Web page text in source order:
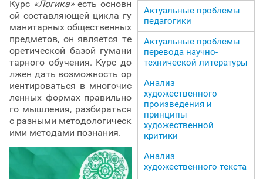
Курс «Логика»есть основн
ой составляющей цикла гу
манитарных общественных
предметов, он является те
оретической базой гумани
тарного обучения. Курс до
лжен дать возможность ор
иентироваться в многочис
ленных формах правильно
го мышления, разбираться
с разными методологическ
ими методами познания.
Актуальные проблемы
педагогики
Актуальные проблемы
перевода научно-
технической литературы
Анализ
художественного
произведения и
принципы
художественной
критики
Анализ
художественного текста